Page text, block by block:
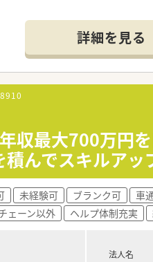
ループ含む）調剤薬局を展
ので、長く安心して勤務でき
れており、美術館、水族館
人おり、家族等関係者を含
め、従業員にとってアドバ
化が進んでいる店舗も多い
クリニック前など様々な薬
適用者も非常に多い為、子
しており、最大8万円まで補
ます。
、残業は1分単位で支給さ
務）もございまして、給与
枚の処方箋を目安に人員配
詳細を見る
収最大700万円
んでスキルア
未経験可 ブランク可 車
ェーン以外 ヘルプ体制充実
法人名